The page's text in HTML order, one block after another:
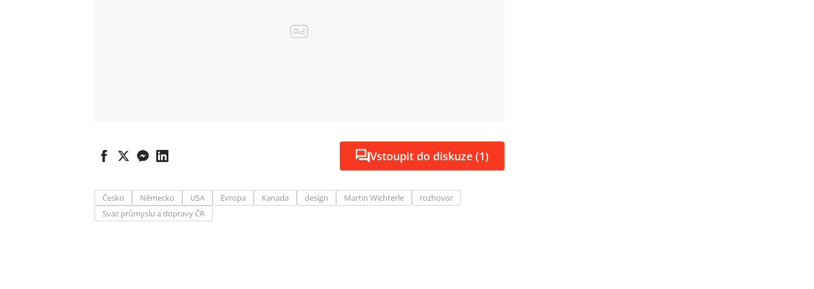
Vstoupit do diskuze (1)
Česko Německo USA Evropa Kanada design Martin Wichterle
rozhovor
Svaz průmyslu a dopravy ČR